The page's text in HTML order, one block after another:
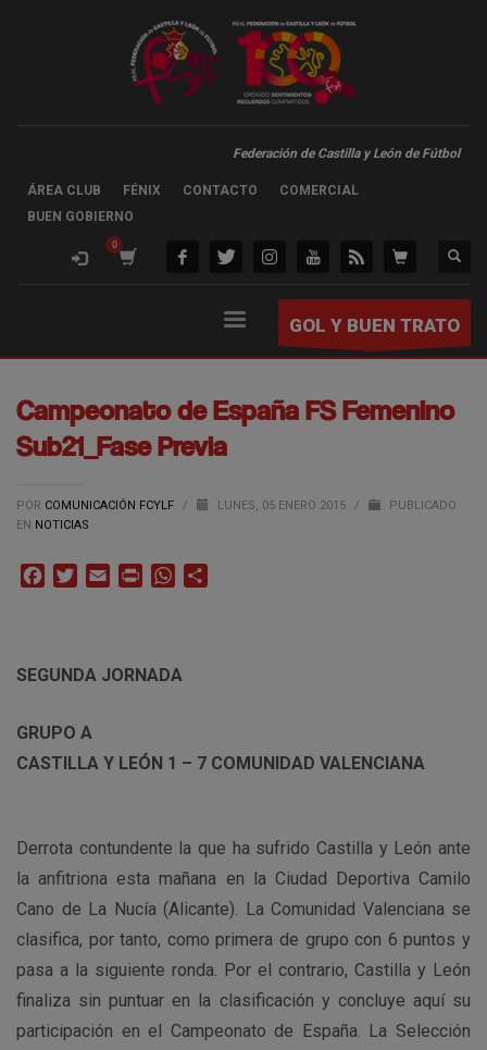
Federación de Castilla y León de Fútbol
ÁREA CLUB FÉNIX CONTACTO
COMERCIAL
BUEN GOBIERNO
GOL Y BUEN TRATO
Campeonato de España FS Femenino
Sub21_Fase Previa
POR COMUNICACIÓN FCYLF / LUNES, 05 ENERO 2015 /
PUBLICADO
EN NOTICIAS
FacebookTwitterEmail Print WhatsApp
SEGUNDA JORNADA
GRUPO A
CASTILLA Y LEÓN 1 – 7 COMUNIDAD VALENCIANA
Derrota contundente la que ha sufrido Castilla y León ante
la anfitriona esta mañana en la Ciudad Deportiva Camilo
Cano de La Nucía (Alicante). La Comunidad Valenciana se
clasifica, por tanto, como primera de grupo con 6 puntos y
pasa a la siguiente ronda. Por el contrario, Castilla y León
finaliza sin puntuar en la clasificación y concluye aquí su
participación en el Campeonato de España. La Selección